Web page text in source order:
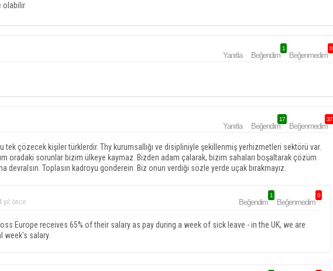
olabilir
Yanıtla Beğendim
1
Beğenmedim
0
Yanıtla Beğendim
17
Beğenmedim
37
tek çözecek kişiler türklerdir. Thy kurumsallığı ve disipliniyle şekillenmiş yerhizmetleri sektörü var.
oradaki sorunlar bizim ülkeye kaymaz. Bizden adam çalarak, bizim sahaları boşaltarak çözüm
devralsın. Toplasın kadroyu gönderein. Biz onun verdiği sözle yerde uçak bırakmayız.
yıl önce Beğendim
1
Beğenmedim
0
Europe receives 65% of their salary as pay during a week of sick leave - in the UK, we are
week's salary.